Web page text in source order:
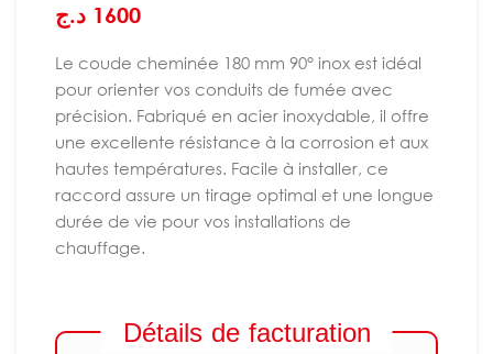
1600 د.ج
Le coude cheminée 180 mm 90° inox est idéal
pour orienter vos conduits de fumée avec
précision. Fabriqué en acier inoxydable, il offre
une excellente résistance à la corrosion et aux
hautes températures. Facile à installer, ce
raccord assure un tirage optimal et une longue
durée de vie pour vos installations de
chauffage.
Détails de facturation